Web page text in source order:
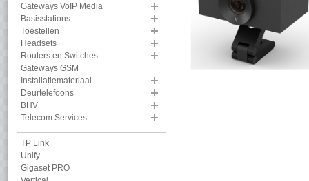
Gateways VoIP Media
Basisstations
Toestellen
Headsets
Routers en Switches
Gateways GSM
Installatiemateriaal
Deurtelefoons
BHV
Telecom Services
TP Link
Unify
Gigaset PRO